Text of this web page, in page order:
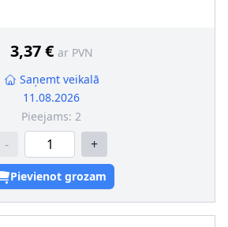
3,37 € ar PVN
Saņemt veikalā
11.08.2026
Pieejams: 2
- +
Pievienot grozam